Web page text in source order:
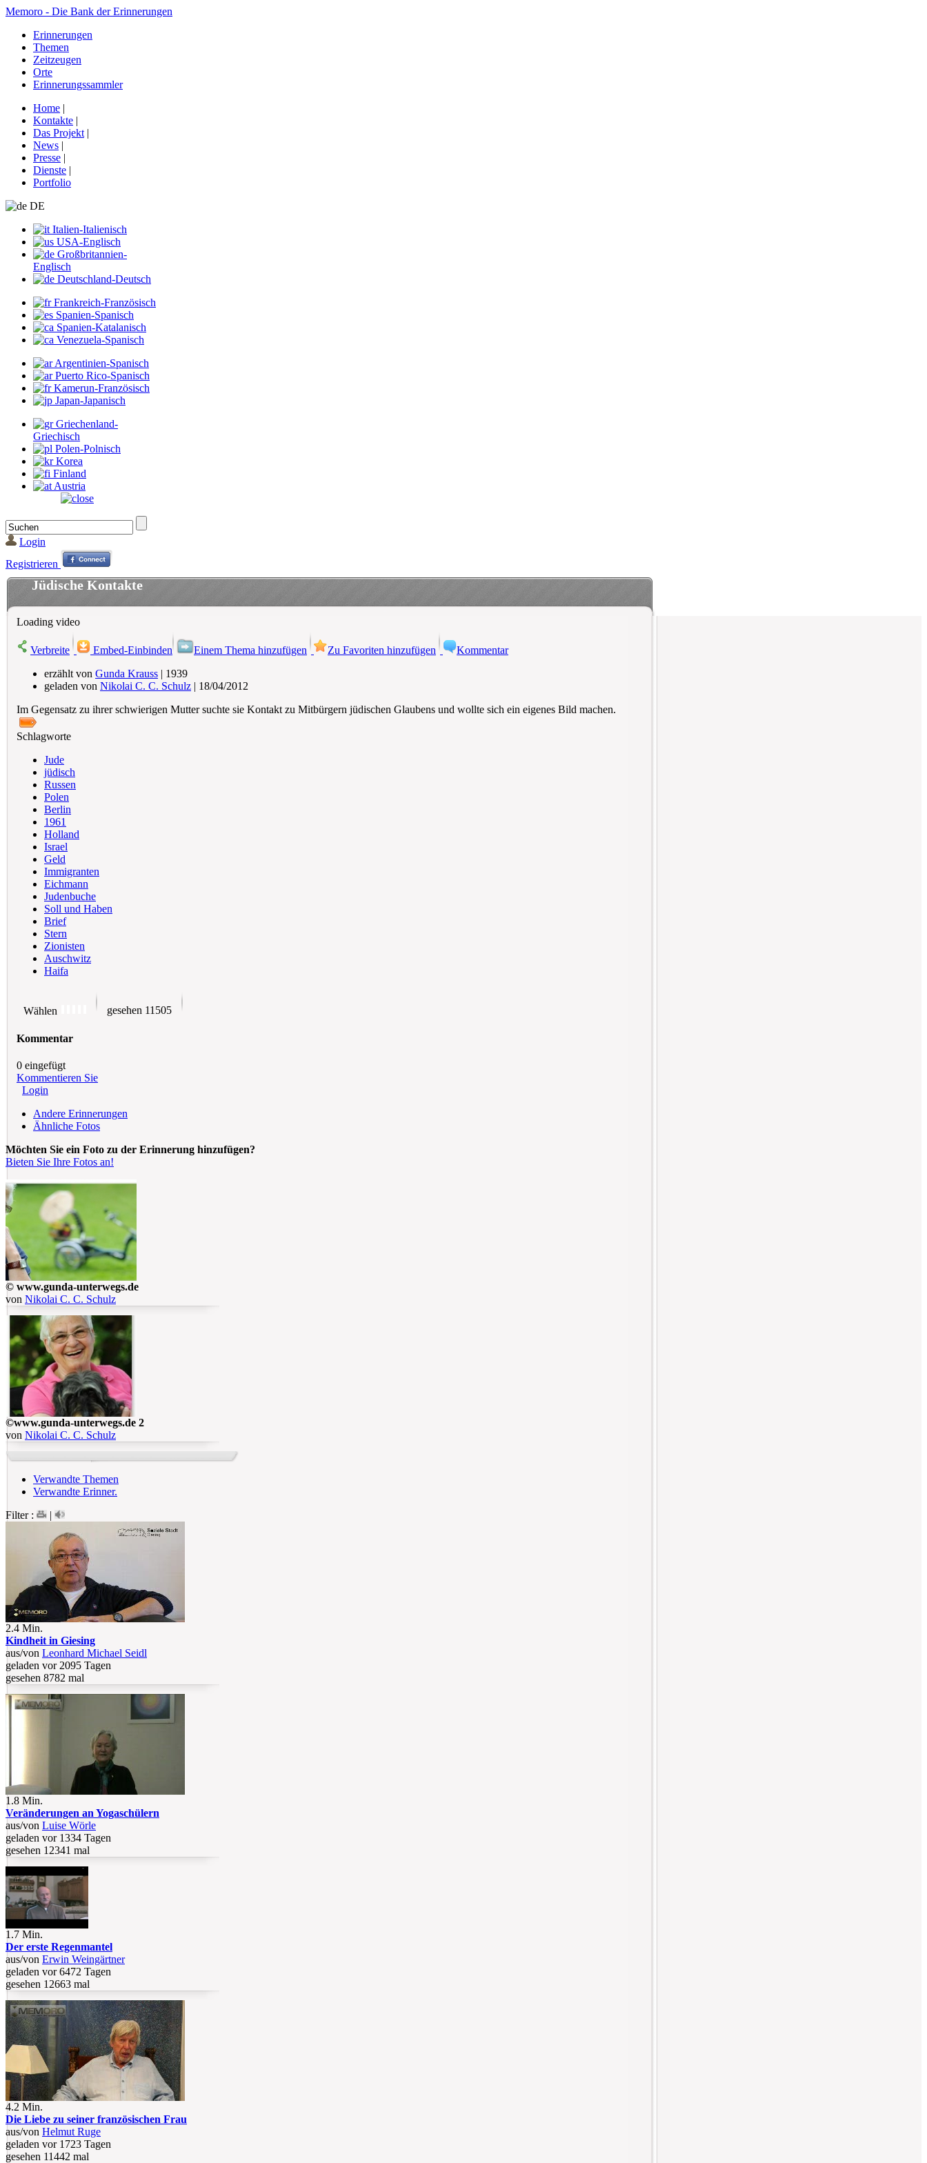
Memoro - Die Bank der Erinnerungen
Erinnerungen
Themen
Zeitzeugen
Orte
Erinnerungssammler
Home |
Kontakte |
Das Projekt |
News |
Presse |
Dienste |
Portfolio
DE
Italien-Italienisch
USA-Englisch
Großbritannien-
Englisch
Deutschland-Deutsch
Frankreich-Französisch
Spanien-Spanisch
Spanien-Katalanisch
Venezuela-Spanisch
Argentinien-Spanisch
Puerto Rico-Spanisch
Kamerun-Französisch
Japan-Japanisch
Griechenland-
Griechisch
Polen-Polnisch
Korea
Finland
Austria
Login
Registrieren
Jüdische Kontakte
Loading video
Verbreite Embed-Einbinden Einem Thema hinzufügen Zu Favoriten hinzufügen
Kommentar
erzählt von Gunda Krauss | 1939
geladen von Nikolai C. C. Schulz | 18/04/2012
Im Gegensatz zu ihrer schwierigen Mutter suchte sie Kontakt zu Mitbürgern jüdischen Glaubens und wollte sich ein eigenes Bild machen.
Schlagworte
Jude
jüdisch
Russen
Polen
Berlin
1961
Holland
Israel
Geld
Immigranten
Eichmann
Judenbuche
Soll und Haben
Brief
Stern
Zionisten
Auschwitz
Haifa
Wählen gesehen 11505
Kommentar
0 eingefügt
Kommentieren Sie
Login
Andere Erinnerungen
Ähnliche Fotos
Möchten Sie ein Foto zu der Erinnerung hinzufügen?
Bieten Sie Ihre Fotos an!
© www.gunda-unterwegs.de
von Nikolai C. C. Schulz
©www.gunda-unterwegs.de 2
von Nikolai C. C. Schulz
Verwandte Themen
Verwandte Erinner.
Filter :
|
2.4 Min.
Kindheit in Giesing
aus/von Leonhard Michael Seidl
geladen vor 2095 Tagen
gesehen 8782 mal
1.8 Min.
Veränderungen an Yogaschülern
aus/von Luise Wörle
geladen vor 1334 Tagen
gesehen 12341 mal
1.7 Min.
Der erste Regenmantel
aus/von Erwin Weingärtner
geladen vor 6472 Tagen
gesehen 12663 mal
4.2 Min.
Die Liebe zu seiner französischen Frau
aus/von Helmut Ruge
geladen vor 1723 Tagen
gesehen 11442 mal